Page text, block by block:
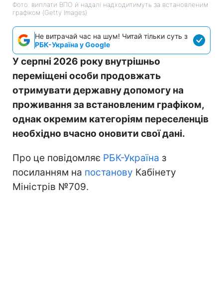
Фото: виплати ВПО й надалі надходитимуть за встановленим
графіком (Getty Images)
Не витрачай час на шум! Читай тільки суть з
РБК-Україна у Google
У серпні 2026 року внутрішньо
переміщені особи продовжать
отримувати державну допомогу на
проживання за встановленим графіком,
однак окремим категоріям переселенців
необхідно вчасно оновити свої дані.
Про це повідомляє РБК-Україна з
посиланням на постанову Кабінету
Міністрів №709.